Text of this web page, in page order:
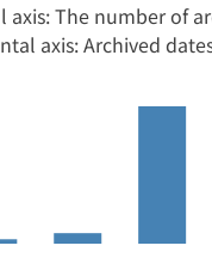
axis: The number of
axis: Archived